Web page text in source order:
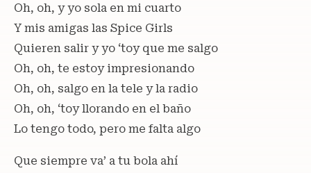
Oh, oh, y yo sola en mi cuarto
Y mis amigas las Spice Girls
Quieren salir y yo ‘toy que me salgo
Oh, oh, te estoy impresionando
Oh, oh, salgo en la tele y la radio
Oh, oh, ‘toy llorando en el baño
Lo tengo todo, pero me falta algo
Que siempre va’ a tu bola ahí